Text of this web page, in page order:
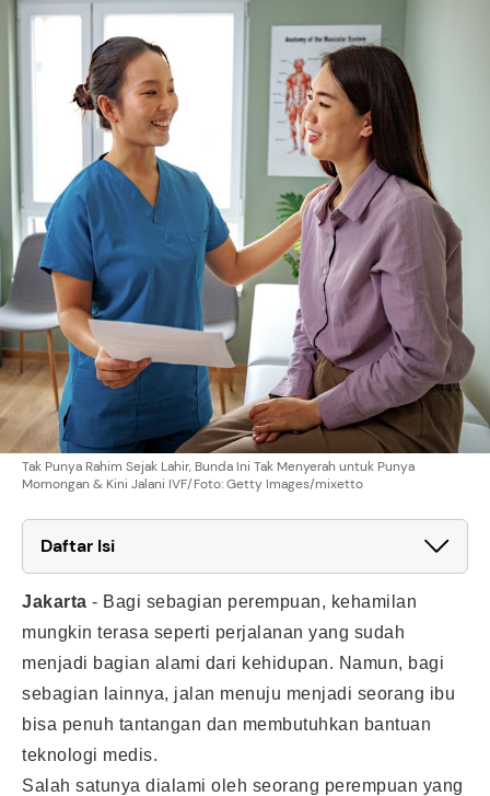
Tak Punya Rahim Sejak Lahir, Bunda Ini Tak Menyerah untuk Punya
Momongan & Kini Jalani IVF/Foto: Getty Images/mixetto
Daftar Isi
Jakarta - Bagi sebagian perempuan, kehamilan
mungkin terasa seperti perjalanan yang sudah
menjadi bagian alami dari kehidupan. Namun, bagi
sebagian lainnya, jalan menuju menjadi seorang ibu
bisa penuh tantangan dan membutuhkan bantuan
teknologi medis.
Salah satunya dialami oleh seorang perempuan yang